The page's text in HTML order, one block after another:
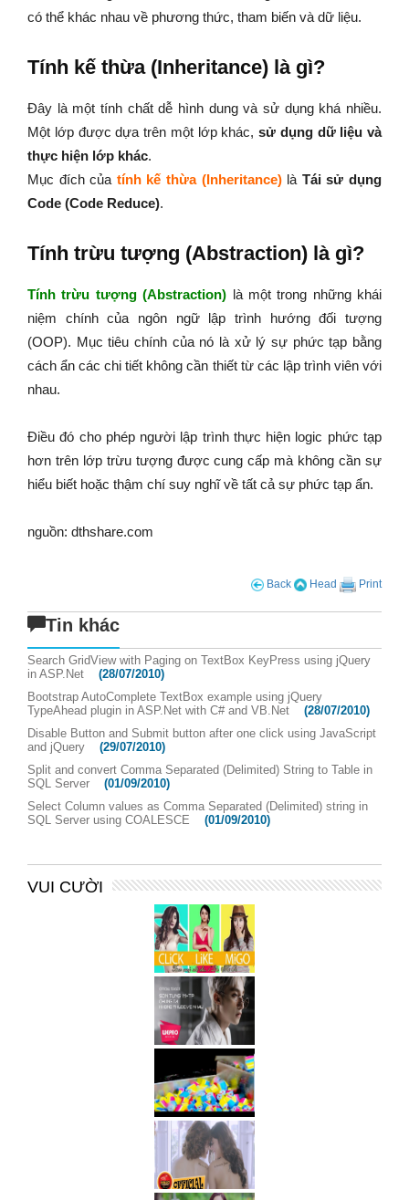
có thể khác nhau về phương thức, tham biến và dữ liệu.
Tính kế thừa (Inheritance) là gì?
Đây là một tính chất dễ hình dung và sử dụng khá nhiều.
Một lớp được dựa trên một lớp khác, sử dụng dữ liệu và
thực hiện lớp khác.
Mục đích của tính kế thừa (Inheritance)là Tái sử dụng
Code (Code Reduce).
Tính trừu tượng (Abstraction) là gì?
Tính trừu tượng (Abstraction) là một trong những khái
niệm chính của ngôn ngữ lập trình hướng đối tượng
(OOP). Mục tiêu chính của nó là xử lý sự phức tạp bằng
cách ẩn các chi tiết không cần thiết từ các lập trình viên với
nhau.
Điều đó cho phép người lập trình thực hiện logic phức tạp
hơn trên lớp trừu tượng được cung cấp mà không cần sự
hiểu biết hoặc thậm chí suy nghĩ về tất cả sự phức tạp ẩn.
nguồn: dthshare.com
Back Head Print
Tin khác
Search GridView with Paging on TextBox KeyPress using jQuery
in ASP.Net
(28/07/2010)
Bootstrap AutoComplete TextBox example using jQuery
TypeAhead plugin in ASP.Net with C# and VB.Net
(28/07/2010)
Disable Button and Submit button after one click using JavaScript
and jQuery
(29/07/2010)
Split and convert Comma Separated (Delimited) String to Table in
SQL Server
(01/09/2010)
Select Column values as Comma Separated (Delimited) string in
SQL Server using COALESCE
(01/09/2010)
VUI CƯỜI